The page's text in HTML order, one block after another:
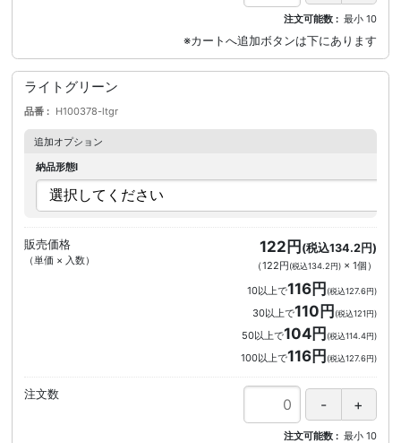
注文可能数 最小 10
ライトグリーン
品番 H100378-ltgr
追加オプション
納品形態I
販売価格
（単価 × 入数）
122円 (税込134.2円)
（122円(税込134.2円)× 1個 ）
10以上で116円(税込127.6円)
30以上で110円(税込121円)
50以上で104円(税込114.4円)
100以上で116円(税込127.6円)
注文数
注文可能数 最小 10